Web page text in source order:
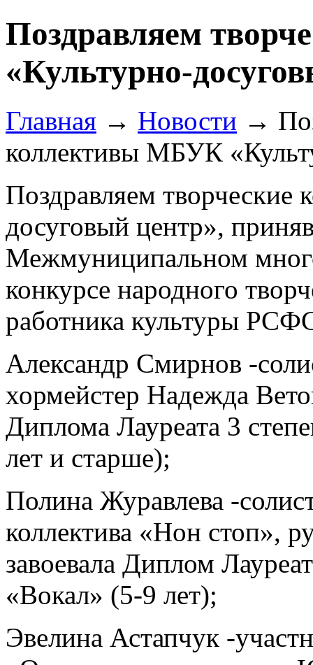
Поздравляем
«Культурно-
Главная → Новости →
коллективы МБУК
Поздравляем
досуговый центр»,
Межмуниципальном
конкурсе народного
работника культуры
Александр Смирнов -
хормейстер Надежда
Диплома Лауреата 3
лет и старше);
Полина Журавлева -
коллектива «Нон стоп»,
завоевала Диплом
«Вокал» (5-9 лет);
Эвелина Астапчук -